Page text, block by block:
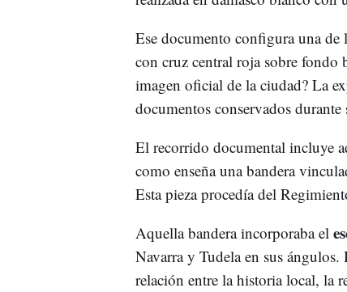
Ese documento configura una de
con cruz central roja sobre fondo
imagen oficial de la ciudad? La
documentos conservados durante
El recorrido documental incluye
como enseña una bandera
Esta pieza procedía del
Aquella bandera incorporaba el
Navarra y Tudela en sus
relación entre la historia local, la